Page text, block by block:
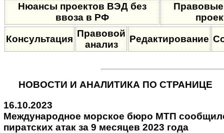
Нюансы проектов ВЭД без
ввоза в РФ
Консультация
Правовой
анализ
Редактирование
НОВОСТИ И АНАЛИТИКА ПО СТРАНИЦЕ
16.10.2023
Международное мор­с­кое бю­ро МТП
пи­ра­т­с­ких атак за 9 ме­ся­цев 2023 года